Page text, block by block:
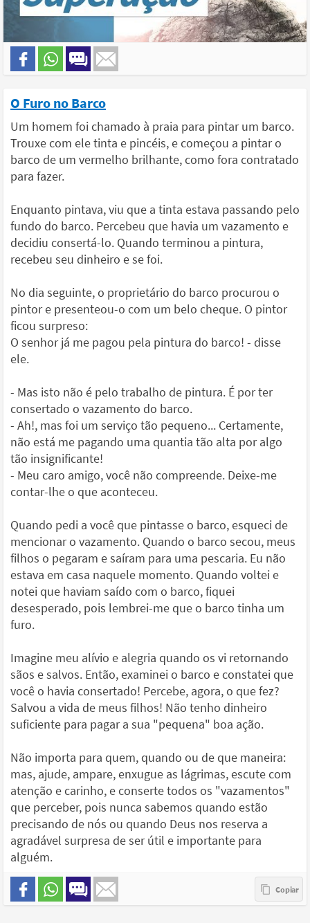
O Furo no Barco
Um homem foi chamado à praia para pintar um barco.
Trouxe com ele tinta e pincéis, e começou a pintar o
barco de um vermelho brilhante, como fora contratado
para fazer.
Enquanto pintava, viu que a tinta estava passando pelo
fundo do barco. Percebeu que havia um vazamento e
decidiu consertá-lo. Quando terminou a pintura,
recebeu seu dinheiro e se foi.
No dia seguinte, o proprietário do barco procurou o
pintor e presenteou-o com um belo cheque. O pintor
ficou surpreso:
O senhor já me pagou pela pintura do barco! - disse
ele.
- Mas isto não é pelo trabalho de pintura. É por ter
consertado o vazamento do barco.
- Ah!, mas foi um serviço tão pequeno... Certamente,
não está me pagando uma quantia tão alta por algo
tão insignificante!
- Meu caro amigo, você não compreende. Deixe-me
contar-lhe o que aconteceu.
Quando pedi a você que pintasse o barco, esqueci de
mencionar o vazamento. Quando o barco secou, meus
filhos o pegaram e saíram para uma pescaria. Eu não
estava em casa naquele momento. Quando voltei e
notei que haviam saído com o barco, fiquei
desesperado, pois lembrei-me que o barco tinha um
furo.
Imagine meu alívio e alegria quando os vi retornando
sãos e salvos. Então, examinei o barco e constatei que
você o havia consertado! Percebe, agora, o que fez?
Salvou a vida de meus filhos! Não tenho dinheiro
suficiente para pagar a sua "pequena" boa ação.
Não importa para quem, quando ou de que maneira:
mas, ajude, ampare, enxugue as lágrimas, escute com
atenção e carinho, e conserte todos os "vazamentos"
que perceber, pois nunca sabemos quando estão
precisando de nós ou quando Deus nos reserva a
agradável surpresa de ser útil e importante para
alguém.